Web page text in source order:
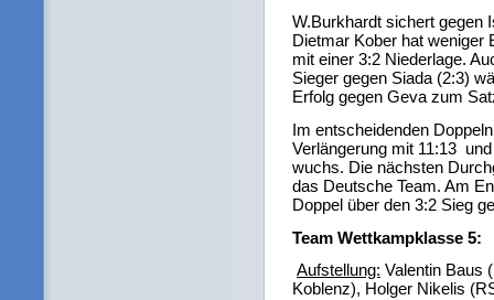
W.Burkhardt sichert gegen
Dietmar Kober hat weniger
mit einer 3:2 Niederlage.
Sieger gegen Siada (2:3)
Erfolg gegen Geva zum
Im entscheidenden
Verlängerung mit 11:13
wuchs. Die nächsten
das Deutsche Team. Am
Doppel über den 3:2 Sieg
Team Wettkampklasse 5:
Aufstellung: Valentin Baus
Koblenz), Holger Nikelis